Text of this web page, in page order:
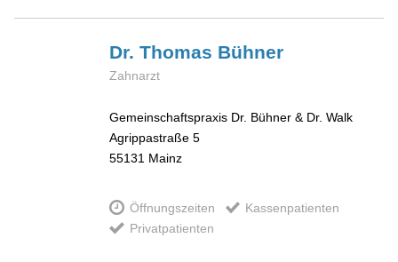
Dr. Thomas Bühner
Zahnarzt
Gemeinschaftspraxis Dr. Bühner & Dr. Walk
Agrippastraße 5
55131 Mainz
Öffnungszeiten
Kassenpatienten
Privatpatienten